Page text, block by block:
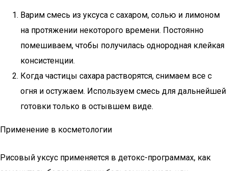
Варим смесь из уксуса с сахаром, солью и лимоном
на протяжении некоторого времени. Постоянно
помешиваем, чтобы получилась однородная клейкая
консистенции.
Когда частицы сахара растворятся, снимаем все с
огня и остужаем. Используем смесь для дальнейшей
готовки только в остывшем виде.
Применение в косметологии
Рисовый уксус применяется в детокс-программах, как